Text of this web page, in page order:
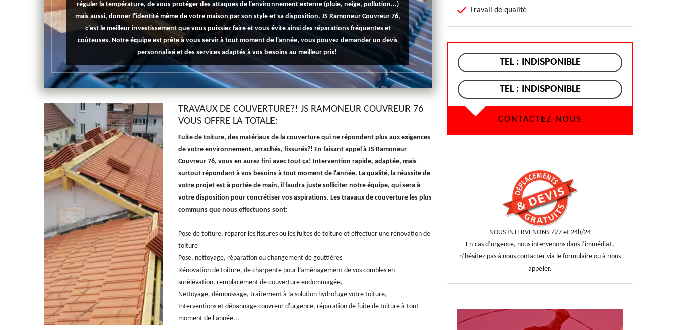
réguler la température, de vous protéger des attaques de l'environnement externe (pluie, neige, pollution...)
mais aussi, donner l'identité même de votre maison par son style et sa disposition. JS Ramoneur Couvreur 76,
c'est le meilleur investissement que vous puissiez faire et vous évite ainsi des réparations fréquentes et
coûteuses. Notre équipe est prête à vous servir à tout moment de l'année, vous pouvez demander un devis
personnalisé et des services adaptés à vos besoins au meilleur prix!
TRAVAUX DE COUVERTURE?! JS RAMONEUR COUVREUR 76
VOUS OFFRE LA TOTALE:
Fuite de toiture, des matériaux de la couverture qui ne répondent plus aux exigences
de votre environnement, arrachés, fissurés?! En faisant appel à JS Ramoneur
Couvreur 76, vous en aurez fini avec tout ça! Intervention rapide, adaptée, mais
surtout répondant à vos besoins à tout moment de l'année. La qualité, la réussite de
votre projet est à portée de main, il faudra juste solliciter notre équipe, qui sera à
votre disposition pour concrétiser vos aspirations. Les travaux de couverture les plus
communs que nous effectuons sont:
Pose de toiture, réparer les fissures ou les fuites de toiture et effectuer une rénovation de
toiture
Pose, nettoyage, réparation ou changement de gouttières
Rénovation de toiture, de charpente pour l’aménagement de vos combles en
surélévation, remplacement de couverture endommagée,
Nettoyage, démoussage, traitement à la solution hydrofuge votre toiture,
Interventions et dépannage couvreur d'urgence, réparation de fuite de toiture à tout
moment de l'année...
Travail de qualité
TEL : INDISPONIBLE
TEL : INDISPONIBLE
CONTACTEZ-NOUS
NOUS INTERVENONS 7j/7 et 24h/24
En cas d’urgence, nous intervenons dans l’immédiat,
n’hésitez pas à nous contacter via le formulaire ou à nous
appeler.